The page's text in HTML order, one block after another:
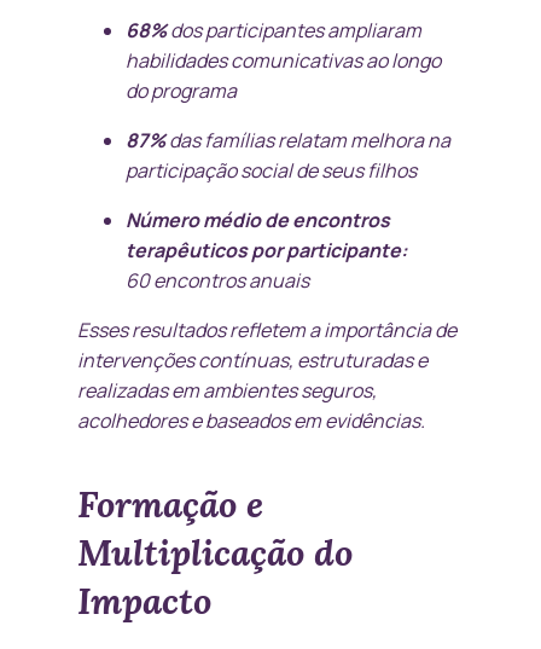
68%dos participantes ampliaram
habilidades comunicativas ao longo
do programa
87%das famílias relatam melhora na
participação social de seus filhos
Número médio de encontros
terapêuticos por participante:
60 encontros anuais
Esses resultados refletem a importância de
intervenções contínuas, estruturadas e
realizadas em ambientes seguros,
acolhedores e baseados em evidências.
Formação e
Multiplicação do
Impacto